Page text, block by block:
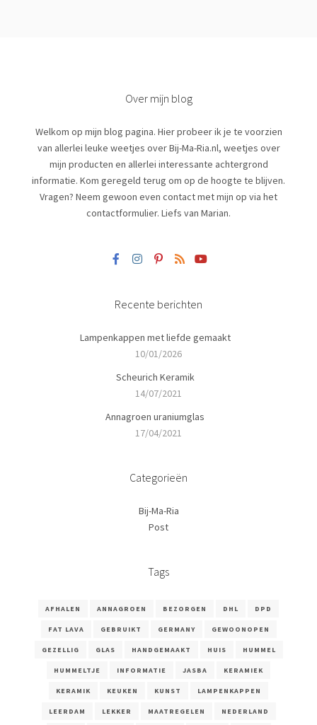
Over mijn blog
Welkom op mijn blog pagina. Hier probeer ik je te voorzien
van allerlei leuke weetjes over Bij-Ma-Ria.nl, weetjes over
mijn producten en allerlei interessante achtergrond
informatie. Kom geregeld terug om op de hoogte te blijven.
Vragen? Neem gewoon even contact met mijn op via het
contactformulier. Liefs van Marian.
Recente berichten
Lampenkappen met liefde gemaakt
10/01/2026
Scheurich Keramik
14/07/2021
Annagroen uraniumglas
17/04/2021
Categorieën
Bij-Ma-Ria
Post
Tags
AFHALEN ANNAGROEN BEZORGEN DHL DPD
FAT LAVA GEBRUIKT GERMANY GEWOONOPEN
GEZELLIG GLAS HANDGEMAAKT HUIS HUMMEL
HUMMELTJE INFORMATIE JASBA KERAMIEK
KERAMIK KEUKEN KUNST LAMPENKAPPEN
LEERDAM LEKKER MAATREGELEN NEDERLAND